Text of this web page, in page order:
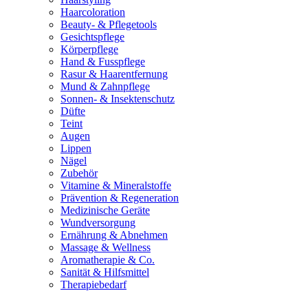
Haarcoloration
Beauty- & Pflegetools
Gesichtspflege
Körperpflege
Hand & Fusspflege
Rasur & Haarentfernung
Mund & Zahnpflege
Sonnen- & Insektenschutz
Düfte
Teint
Augen
Lippen
Nägel
Zubehör
Vitamine & Mineralstoffe
Prävention & Regeneration
Medizinische Geräte
Wundversorgung
Ernährung & Abnehmen
Massage & Wellness
Aromatherapie & Co.
Sanität & Hilfsmittel
Therapiebedarf